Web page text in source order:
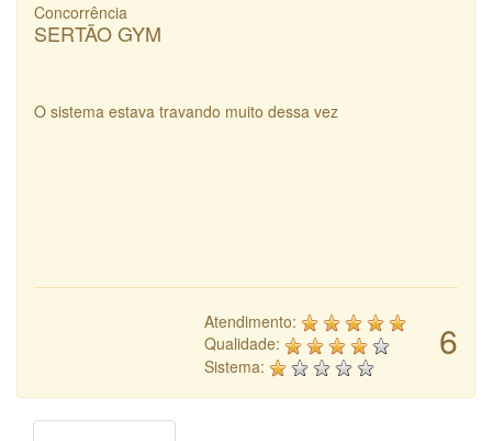
Concorrência
SERTÃO GYM
O sistema estava travando muito dessa vez
6
Atendimento:
Qualidade:
Sistema: